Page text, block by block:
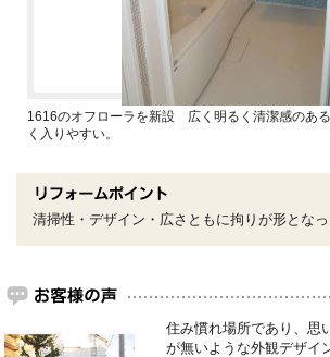
1616のオフローラを新設 広く明るく清潔感のあ
く入りやすい。
清掃性・デザイン・広さともに拘りが形となっ
住み慣れ場所であり、思
が無いような外観デザイ